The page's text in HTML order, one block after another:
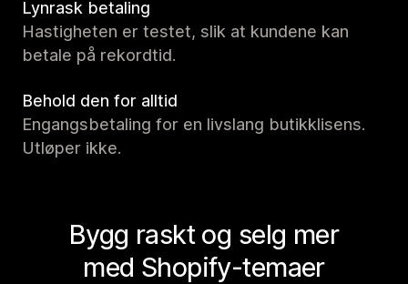
Lynrask betaling
Hastigheten er testet, slik at kundene kan
betale på rekordtid.
Behold den for alltid
Engangsbetaling for en livslang butikklisens.
Utløper ikke.
Bygg raskt og selg mer
med Shopify-temaer